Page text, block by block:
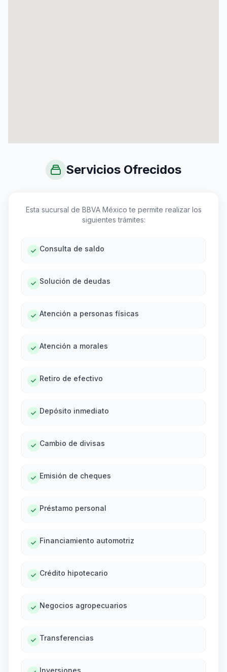
Servicios Ofrecidos
Esta sucursal de BBVA México te permite realizar los
siguientes trámites:
Consulta de saldo
Solución de deudas
Atención a personas físicas
Atención a morales
Retiro de efectivo
Depósito inmediato
Cambio de divisas
Emisión de cheques
Préstamo personal
Financiamiento automotriz
Crédito hipotecario
Negocios agropecuarios
Transferencias
Inversiones